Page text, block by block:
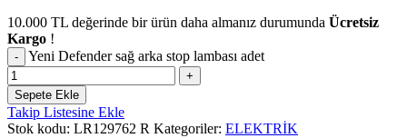
10.000 TL değerinde bir ürün daha almanız durumunda Ücretsiz
Kargo !
Yeni Defender sağ arka stop lambası adet
Sepete Ekle
Takip Listesine Ekle
Stok kodu: LR129762 R Kategoriler: ELEKTRİK